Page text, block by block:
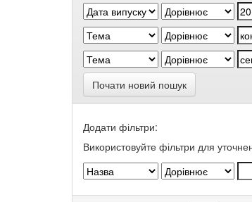
Почати новий пошук
Додати фільтри:
Використовуйте фільтри для